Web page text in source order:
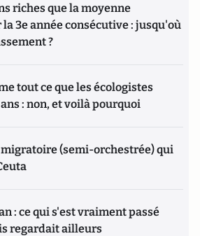
riches que la moyenne
3e année consécutive : jusqu'où
?
tout ce que les écologistes
: non, et voilà pourquoi
(semi-orchestrée) qui
: ce qui s'est vraiment passé
regardait ailleurs